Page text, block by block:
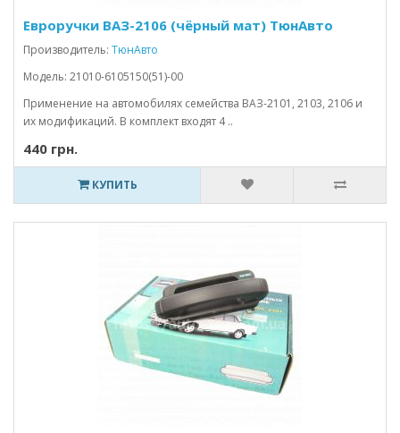
Евроручки ВАЗ-2106 (чёрный мат) ТюнАвто
Производитель: ТюнАвто
Модель: 21010-6105150(51)-00
Применение на автомобилях семейства ВАЗ-2101, 2103, 2106 и
их модификаций. В комплект входят 4 ..
440 грн.
КУПИТЬ